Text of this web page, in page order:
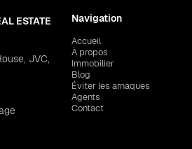
ESTATE
JVC,
Navigation
Accueil
À propos
Immobilier
Blog
Éviter les arnaques
Agents
Contact